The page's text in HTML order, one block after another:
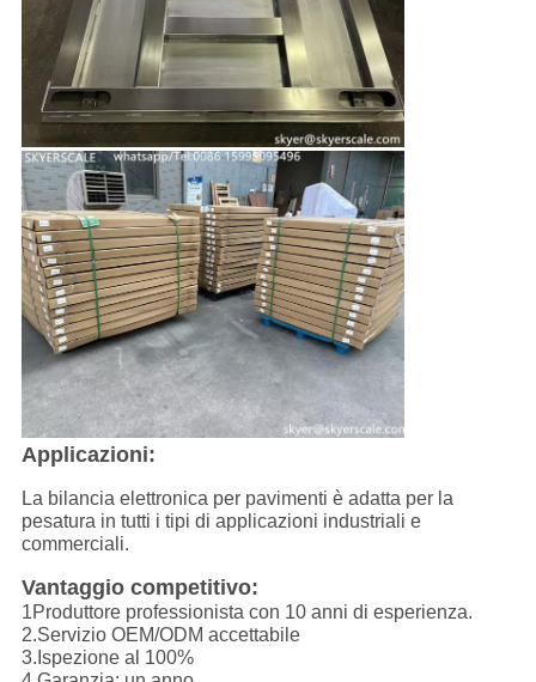
Applicazioni:
La bilancia elettronica per pavimenti è adatta per la
pesatura in tutti i tipi di applicazioni industriali e
commerciali.
Vantaggio competitivo:
1Produttore professionista con 10 anni di esperienza.
2.Servizio OEM/ODM accettabile
3. Ispezione al 100%